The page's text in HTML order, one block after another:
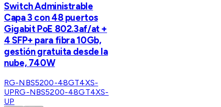
Switch Administrable
Capa 3 con 48 puertos
Gigabit PoE 802.3af/at +
4 SFP+ para fibra 10Gb,
gestión gratuita desde la
nube, 740W
RG-NBS5200-48GT4XS-
UPRG-NBS5200-48GT4XS-
UP